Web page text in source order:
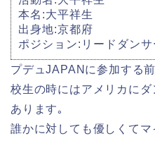
本名:大平祥生
出身地:京都府
ポジション:リードダン
プデュJAPANに参加する
校生の時にはアメリカに
あります｡
誰かに対しても優しくて